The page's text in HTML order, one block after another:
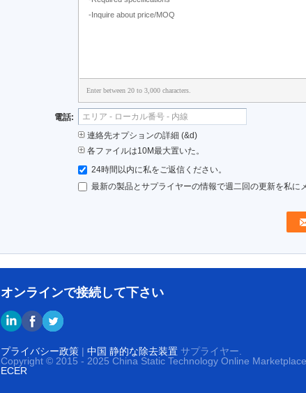
Enter between 20 to 3,000 characters.
電話:
連絡先オプションの詳細 (&d)
各ファイルは10M最大置いた。
24時間以内に私をご返信ください。
最新の製品とサプライヤーの情報で週二回の更新を私に
オンラインで接続して下さい
プライバシー政策 | 中国 静的な除去装置 サプライヤー.
Copyright © 2015 - 2025 China Static Technology Online
ECER